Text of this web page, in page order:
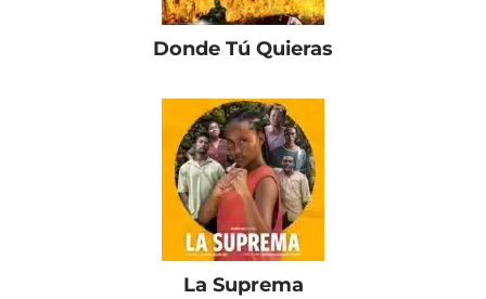
Donde Tú Quieras
La Suprema